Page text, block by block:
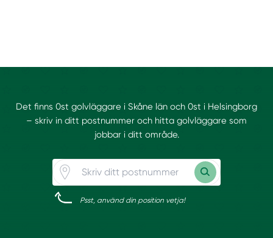
Det finns 0st golvläggare i Skåne län och 0st i Helsingborg
– skriv in ditt postnummer och hitta golvläggare som
jobbar i ditt område.
Psst, använd din position vetja!